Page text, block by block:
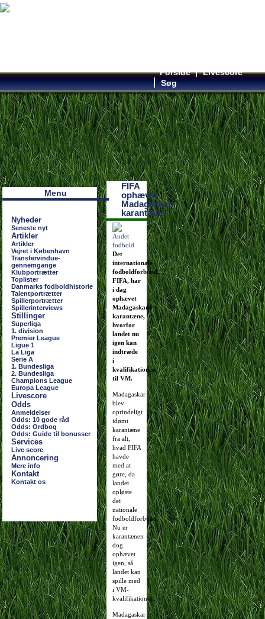
Forside
Livescore
Søg
Наши партнеры
лучшие займы
Menu
Nyheder
Seneste nyt
Artikler
Artikler
Vejret i København
Transfervindue-
gennemgange
Klubportrætter
Toplister
Danmarks fodboldhistorie
Talentportrætter
Spillerportrætter
Spillerinterviews
Stillinger
Superliga
1. division
Premier League
Ligue 1
La Liga
Serie A
1. Bundesliga
2. Bundesliga
Champions League
Europa League
Livescore
Odds
Anmeldelser
Odds: 10 gode råd
Odds: Ordbog
Odds: Guide til bonusser
Services
Live score
Annoncering
Mere info
Kontakt
Kontakt os
FIFA
ophæver
Madagaskar-
karantæne
Det
internationale
fodboldforbund,
FIFA, har
i dag
ophævet
Madagaskars
karantæne,
hvorfor
landet nu
igen kan
indtræde
i
kvalifikationen
til VM.
Madagaskar
blev
oprindeligt
idømt
karantæne
fra alt,
hvad FIFA
havde
med at
gøre, da
landet
opløste
det
nationale
fodboldforbund.
Nu er
karantænen
dog
ophævet
igen, så
landet kan
spille med
i VM-
kvalifikationen.
Madagaskar